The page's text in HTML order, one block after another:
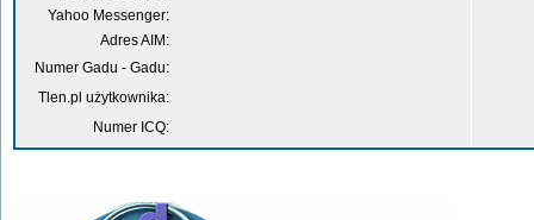
Yahoo Messenger:
Adres AIM:
Numer Gadu - Gadu:
Tlen.pl użytkownika:
Numer ICQ: